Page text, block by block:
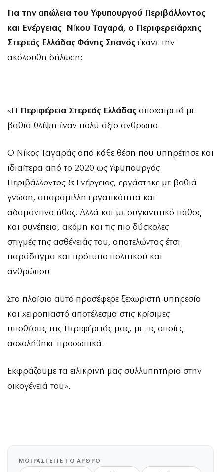
Για την απώλεια του Υφυπουργού Περιβάλλοντος
και Ενέργειας Νίκου Ταγαρά, ο Περιφερειάρχης
Στερεάς Ελλάδας Φάνης Σπανός έκανε την
ακόλουθη δήλωση:
«Η Περιφέρεια Στερεάς Ελλάδας αποχαιρετά με
βαθιά θλίψη έναν πολύ άξιο άνθρωπο.
Ο Νίκος Ταγαράς από κάθε θέση που υπηρέτησε και
ιδιαίτερα από το 2020 ως Υφυπουργός
Περιβάλλοντος & Ενέργειας, εργάστηκε με βαθιά
γνώση, απαράμιλλη εργατικότητα και
αδαμάντινο ήθος. Αλλά και με συγκινητικό πάθος
και συνέπεια, ακόμη και τις πιο δύσκολες
στιγμές της ασθένειάς του, αποτελώντας έτσι
παράδειγμα και πρότυπο πολιτικού και
ανθρώπου.
Στο πλαίσιο αυτό προσέφερε ξεχωριστή υπηρεσία
και χειροπιαστό αποτέλεσμα στις κρίσιμες
υποθέσεις της Περιφέρειάς μας, με τις οποίες
ασχολήθηκε προσωπικά.
Εκφράζουμε τα ειλικρινή μας συλλυπητήρια στην
οικογένειά του».
ΜΟΙΡΑΣΤΕΙΤΕ ΤΟ ΑΡΘΡΟ